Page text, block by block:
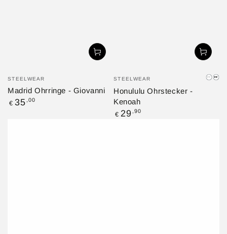
Verkäufer/in:
STEELWEAR
Madrid Ohrringe - Giovanni
Regulärer
€ 35 ,00
Verkäufer/in:
STEELWEAR
Honululu Ohrstecker -
Kenoah
Regulärer
€ 29 ,90